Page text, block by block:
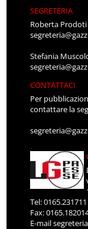
SEGRETERIA
Roberta Prodoti
Stefania
CONTATTACI
Per
contattare la
Tel: 0165.231711
Fax:
E-mail